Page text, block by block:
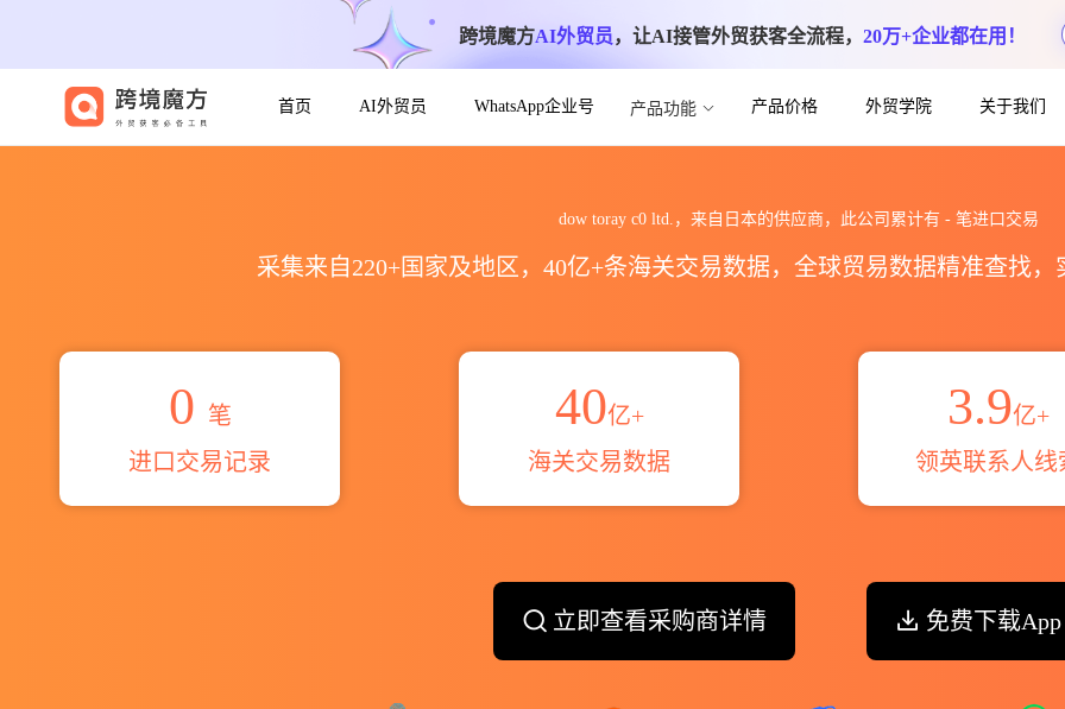
跨境魔方AI外贸员，让AI接管外贸获客全流程， 20万+企业都在用！
首页 AI外贸员 WhatsApp企业号 产品功能 产品价格 外贸学院 关于我们
dow toray c0 ltd.，来自日本的供应商，此公司累计有 - 笔进口交易
采集来自220+国家及地区，40亿+条海关交易数据，全球贸易数据精准查找
0 笔
进口交易记录
40亿+
海关交易数据
3.9亿+
领英联系人线
立即查看采购商详情 免费下载App